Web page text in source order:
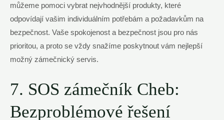
můžeme pomoci ⁤vybrat nejvhodnější produkty, které
odpovídají vašim individuálním potřebám⁤ a požadavkům na
bezpečnost. Vaše spokojenost a bezpečnost⁤ jsou⁢ pro nás
prioritou, a proto​ se vždy snažíme ‍poskytnout‍ vám nejlepší
možný zámečnický servis.
7. SOS zámečník Cheb:
Bezproblémové řešení